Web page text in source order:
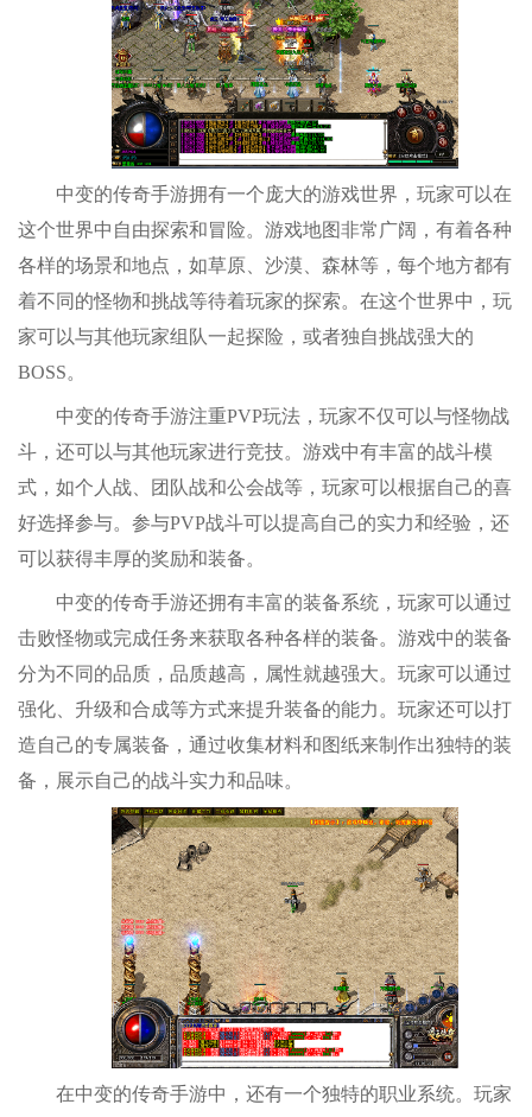
中变的传奇手游拥有一个庞大的游戏世界，玩家可以在
这个世界中自由探索和冒险。游戏地图非常广阔，有着各种
各样的场景和地点，如草原、沙漠、森林等，每个地方都有
着不同的怪物和挑战等待着玩家的探索。在这个世界中，玩
家可以与其他玩家组队一起探险，或者独自挑战强大的
BOSS。
中变的传奇手游注重PVP玩法，玩家不仅可以与怪物战
斗，还可以与其他玩家进行竞技。游戏中有丰富的战斗模
式，如个人战、团队战和公会战等，玩家可以根据自己的喜
好选择参与。参与PVP战斗可以提高自己的实力和经验，还
可以获得丰厚的奖励和装备。
中变的传奇手游还拥有丰富的装备系统，玩家可以通过
击败怪物或完成任务来获取各种各样的装备。游戏中的装备
分为不同的品质，品质越高，属性就越强大。玩家可以通过
强化、升级和合成等方式来提升装备的能力。玩家还可以打
造自己的专属装备，通过收集材料和图纸来制作出独特的装
备，展示自己的战斗实力和品味。
在中变的传奇手游中，还有一个独特的职业系统。玩家